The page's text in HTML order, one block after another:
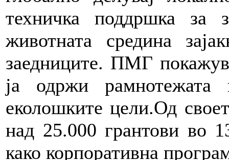
техничка поддршка за
животната средина
заедниците. ПМГ
ја одржи рамнотежата
еколошките цели.Од
над 25.000 грантови во
како корпоративна